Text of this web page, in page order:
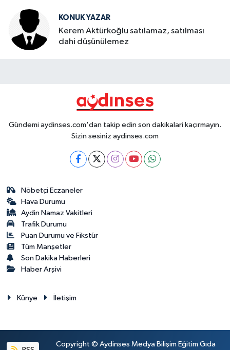
KONUK YAZAR
Kerem Aktürkoğlu satılamaz, satılması
dahi düşünülemez
Gündemi aydinses.com'dan takip edin son dakikalari kaçırmayın.
Sizin sesiniz aydinses.com
Nöbetçi Eczaneler
Hava Durumu
Aydin Namaz Vakitleri
Trafik Durumu
Puan Durumu ve Fikstür
Tüm Manşetler
Son Dakika Haberleri
Haber Arşivi
Künye İletişim
Copyright © Aydinses Medya Bilişim Eğitim Gıda